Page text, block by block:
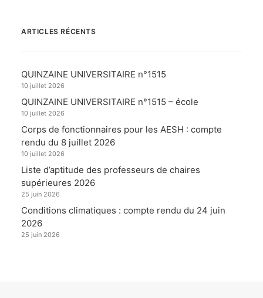
ARTICLES RÉCENTS
QUINZAINE UNIVERSITAIRE n°1515
10 juillet 2026
QUINZAINE UNIVERSITAIRE n°1515 – école
10 juillet 2026
Corps de fonctionnaires pour les AESH : compte
rendu du 8 juillet 2026
10 juillet 2026
Liste d’aptitude des professeurs de chaires
supérieures 2026
25 juin 2026
Conditions climatiques : compte rendu du 24 juin
2026
25 juin 2026